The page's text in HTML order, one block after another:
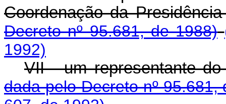
Coordenação da
Decreto nº 95.681, de 1988)
1992)
VII - um representante
dada pelo Decreto nº 95.681,